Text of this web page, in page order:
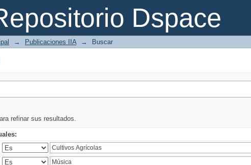
Dspace
→ Publicaciones IIA → Buscar
refinar sus resultados.